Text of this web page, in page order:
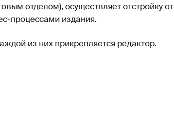
отделом), осуществляет отстройку от
процессами издания.
из них прикрепляется редактор.